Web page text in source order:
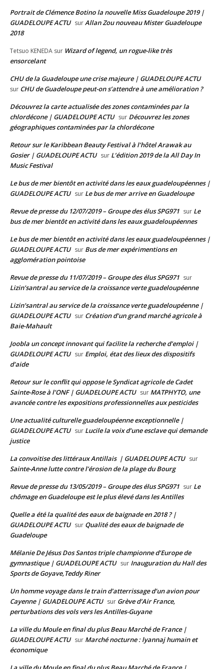
Portrait de Clémence Botino la nouvelle Miss Guadeloupe 2019 |
GUADELOUPE ACTU surAllan Zou nouveau Mister Guadeloupe
2018
Tetsuo KENEDA sur Wizard of legend, un rogue-like très
ensorcelant
CHU de la Guadeloupe une crise majeure | GUADELOUPE ACTU
sur CHU de Guadeloupe peut-on s’attendre à une amélioration ?
Découvrez la carte actualisée des zones contaminées par la
chlordécone | GUADELOUPE ACTU sur Découvrez les zones
géographiques contaminées par la chlordécone
Retour sur le Karibbean Beauty Festival à l’hôtel Arawak au
Gosier | GUADELOUPE ACTU sur L’édition 2019 de la All Day In
Music Festival
Le bus de mer bientôt en activité dans les eaux guadeloupéennes |
GUADELOUPE ACTU sur Le bus de mer arrive en Guadeloupe
Revue de presse du 12/07/2019 – Groupe des élus SPG971 sur Le
bus de mer bientôt en activité dans les eaux guadeloupéennes
Le bus de mer bientôt en activité dans les eaux guadeloupéennes |
GUADELOUPE ACTU sur Bus de mer expérimentions en
agglomération pointoise
Revue de presse du 11/07/2019 – Groupe des élus SPG971 sur
Lizin’santral au service de la croissance verte guadeloupéenne
Lizin’santral au service de la croissance verte guadeloupéenne |
GUADELOUPE ACTU sur Création d’un grand marché agricole à
Baie-Mahault
Joobla un concept innovant qui facilite la recherche d’emploi |
GUADELOUPE ACTU sur Emploi, état des lieux des dispositifs
d’aide
Retour sur le conflit qui oppose le Syndicat agricole de Cadet
Sainte-Rose à l’ONF | GUADELOUPE ACTU sur MATPHYTO, une
avancée contre les expositions professionnelles aux pesticides
Une actualité culturelle guadeloupéenne exceptionnelle |
GUADELOUPE ACTU sur Lucile la voix d’une esclave qui demande
justice
La convoitise des littéraux Antillais | GUADELOUPE ACTU sur
Sainte-Anne lutte contre l’érosion de la plage du Bourg
Revue de presse du 13/05/2019 – Groupe des élus SPG971 sur Le
chômage en Guadeloupe est le plus élevé dans les Antilles
Quelle a été la qualité des eaux de baignade en 2018 ? |
GUADELOUPE ACTU sur Qualité des eaux de baignade de
Guadeloupe
Mélanie De Jésus Dos Santos triple championne d’Europe de
gymnastique | GUADELOUPE ACTU sur Inauguration du Hall des
Sports de Goyave,Teddy Riner
Un homme voyage dans le train d’atterrissage d’un avion pour
Cayenne | GUADELOUPE ACTU sur Grève d’Air France,
perturbations des vols vers les Antilles-Guyane
La ville du Moule en final du plus Beau Marché de France |
GUADELOUPE ACTU sur Marché nocturne : lyannaj humain et
économique